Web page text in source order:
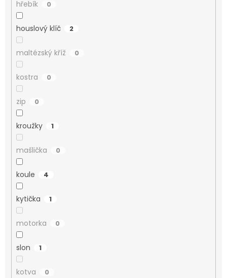
hřebík 0
houslový klíč 2
maltézský kříž 0
kostra 0
zip 0
kroužky 1
mašlička 0
koule 4
kytička 1
motorka 0
slon 1
kotva 0